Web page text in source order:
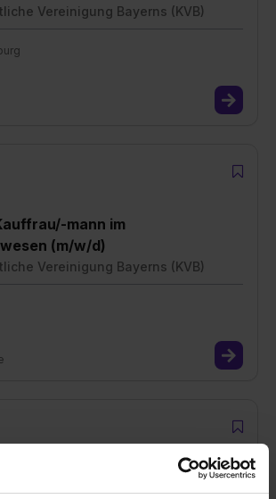
Vereinigung Bayerns (KVB)
mann im
(m/w/d)
Vereinigung Bayerns (KVB)
Kaufmann (m/w/d) für